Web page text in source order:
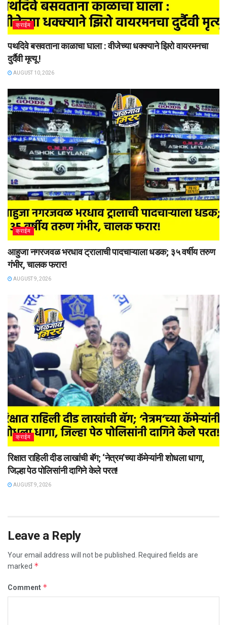
क्राईम
पथदिवे बसवताना काळाचा घाला : वीजेच्या धक्क्याने झिरो वायरमनचा
दुर्दैवी मृत्यू !
AUGUST 10, 2026
क्राईम
आहुजा नगरजवळ भरधाव ट्रालाची पादचाऱ्याला धडक; ३५ वर्षीय तरुण
गंभीर, चालक फरार!
AUGUST 9, 2026
क्राईम
रिक्षात राहिली दीड लाखांची बॅग; ‘नेत्रम’च्या कॅमेऱ्यांनी शोधला धागा,
जिल्हा पेठ पोलिसांनी दागिने केले परत!
AUGUST 9, 2026
Leave a Reply
Your email address will not be published.
Required fields are
marked *
Comment *